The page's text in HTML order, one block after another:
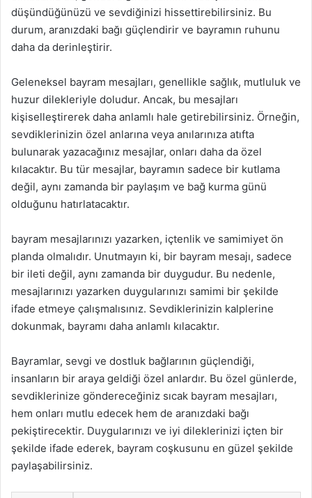
düşündüğünüzü ve sevdiğinizi hissettirebilirsiniz. Bu
durum, aranızdaki bağı güçlendirir ve bayramın ruhunu
daha da derinleştirir.
Geleneksel bayram mesajları, genellikle sağlık, mutluluk ve
huzur dilekleriyle doludur. Ancak, bu mesajları
kişiselleştirerek daha anlamlı hale getirebilirsiniz. Örneğin,
sevdiklerinizin özel anlarına veya anılarınıza atıfta
bulunarak yazacağınız mesajlar, onları daha da özel
kılacaktır. Bu tür mesajlar, bayramın sadece bir kutlama
değil, aynı zamanda bir paylaşım ve bağ kurma günü
olduğunu hatırlatacaktır.
bayram mesajlarınızı yazarken, içtenlik ve samimiyet ön
planda olmalıdır. Unutmayın ki, bir bayram mesajı, sadece
bir ileti değil, aynı zamanda bir duygudur. Bu nedenle,
mesajlarınızı yazarken duygularınızı samimi bir şekilde
ifade etmeye çalışmalısınız. Sevdiklerinizin kalplerine
dokunmak, bayramı daha anlamlı kılacaktır.
Bayramlar, sevgi ve dostluk bağlarının güçlendiği,
insanların bir araya geldiği özel anlardır. Bu özel günlerde,
sevdiklerinize göndereceğiniz sıcak bayram mesajları,
hem onları mutlu edecek hem de aranızdaki bağı
pekiştirecektir. Duygularınızı ve iyi dileklerinizi içten bir
şekilde ifade ederek, bayram coşkusunu en güzel şekilde
paylaşabilirsiniz.